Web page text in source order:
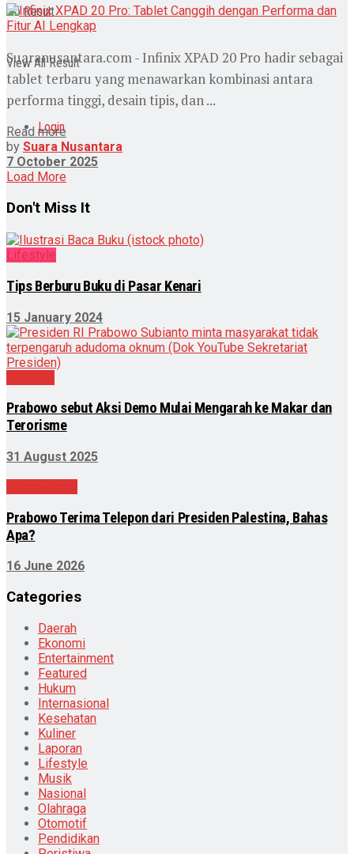
No Result
View All Result
Login
Suaranusantara.com - Infinix XPAD 20 Pro hadir sebagai
tablet terbaru yang menawarkan kombinasi antara
performa tinggi, desain tipis, dan ...
Read more
by Suara Nusantara
7 October 2025
Load More
Don't Miss It
Lifestyle
Tips Berburu Buku di Pasar Kenari
15 January 2024
Prabowo sebut Aksi Demo Mulai Mengarah ke Makar dan
Terorisme
31 August 2025
Prabowo Terima Telepon dari Presiden Palestina, Bahas
Apa?
16 June 2026
Categories
Daerah
Ekonomi
Entertainment
Featured
Hukum
Internasional
Kesehatan
Kuliner
Laporan
Lifestyle
Musik
Nasional
Olahraga
Otomotif
Pendidikan